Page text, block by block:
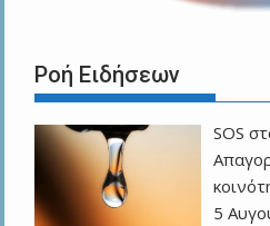
Ροή Ειδήσεων
SOS
5